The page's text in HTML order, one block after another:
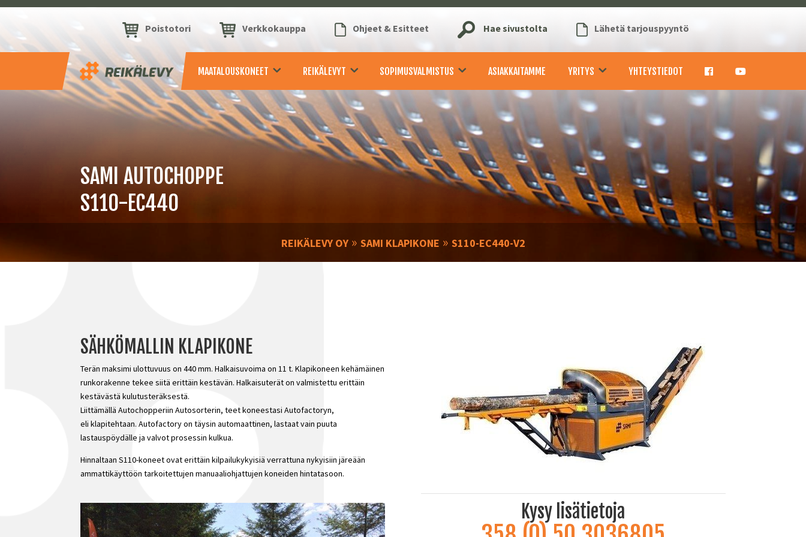
Poistotori Verkkokauppa Ohjeet & Esitteet Hae sivustolta Lähetä tarjouspyyntö
MAATALOUSKONEET REIKÄLEVYT SOPIMUSVALMISTUS ASIAKKAITAMME YRITYS YHTEYSTIEDOT
SAMI AUTOCHOPPE
S110-EC440
REIKÄLEVY OY» SAMI KLAPIKONE » S110-EC440-V2
SÄHKÖMALLIN KLAPIKONE
Terän maksimi ulottuvuus on 440 mm. Halkaisuvoima on 11 t. Klapikoneen kehämäinen
runkorakenne tekee siitä erittäin kestävän. Halkaisuterät on valmistettu erittäin
kestävästä kulutusteräksestä.
Liittämällä Autochopperiin Autosorterin, teet koneestasi Autofactoryn,
eli klapitehtaan. Autofactory on täysin automaattinen, lastaat vain puuta
lastauspöydälle ja valvot prosessin kulkua.
Hinnaltaan S110-koneet ovat erittäin kilpailukykyisiä verrattuna nykyisiin järeään
ammattikäyttöön tarkoitettujen manuaaliohjattujen koneiden hintatasoon.
Kysy lisätietoja